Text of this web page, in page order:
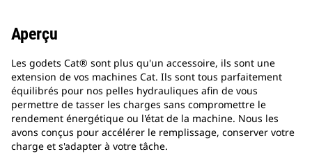
Aperçu
Les godets Cat® sont plus qu'un accessoire, ils sont une
extension de vos machines Cat. Ils sont tous parfaitement
équilibrés pour nos pelles hydrauliques afin de vous
permettre de tasser les charges sans compromettre le
rendement énergétique ou l'état de la machine. Nous les
avons conçus pour accélérer le remplissage, conserver votre
charge et s'adapter à votre tâche.